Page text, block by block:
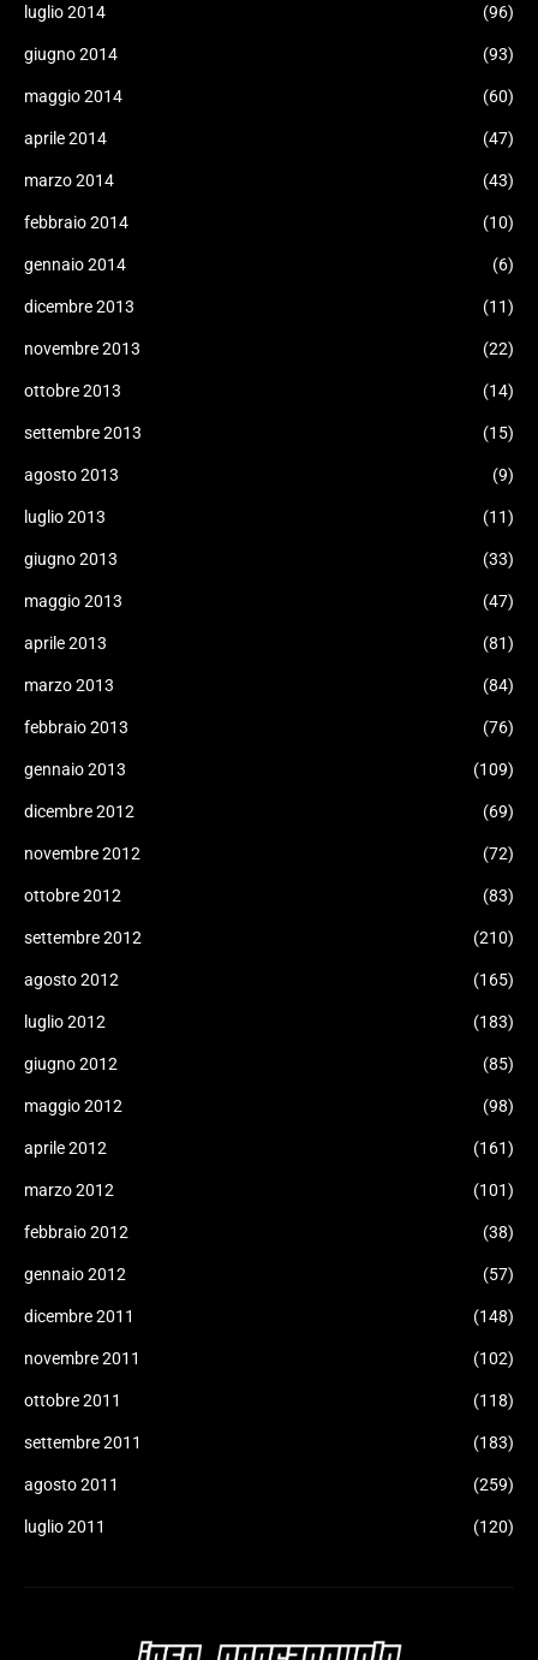
luglio 2014 (96)
giugno 2014 (93)
maggio 2014 (60)
aprile 2014 (47)
marzo 2014 (43)
febbraio 2014 (10)
gennaio 2014 (6)
dicembre 2013 (11)
novembre 2013 (22)
ottobre 2013 (14)
settembre 2013 (15)
agosto 2013 (9)
luglio 2013 (11)
giugno 2013 (33)
maggio 2013 (47)
aprile 2013 (81)
marzo 2013 (84)
febbraio 2013 (76)
gennaio 2013 (109)
dicembre 2012 (69)
novembre 2012 (72)
ottobre 2012 (83)
settembre 2012 (210)
agosto 2012 (165)
luglio 2012 (183)
giugno 2012 (85)
maggio 2012 (98)
aprile 2012 (161)
marzo 2012 (101)
febbraio 2012 (38)
gennaio 2012 (57)
dicembre 2011 (148)
novembre 2011 (102)
ottobre 2011 (118)
settembre 2011 (183)
agosto 2011 (259)
luglio 2011 (120)